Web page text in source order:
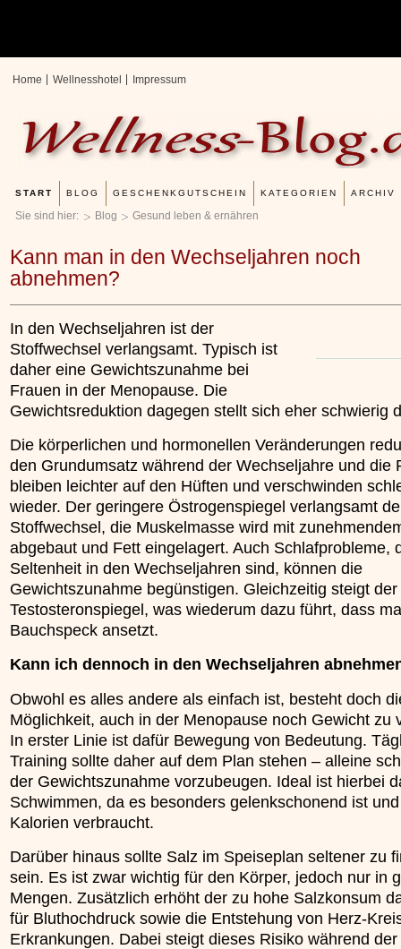
Sie sind hier: Blog Gesund leben & ernähren
Kann man in den Wechseljahren noch
abnehmen?
In den Wechseljahren ist der
Stoffwechsel verlangsamt. Typisch ist
daher eine Gewichtszunahme bei
Frauen in der Menopause. Die
Gewichtsreduktion dagegen stellt sich eher schwierig
Die körperlichen und hormonellen Veränderungen
den Grundumsatz während der Wechseljahre und die
bleiben leichter auf den Hüften und verschwinden
wieder. Der geringere Östrogenspiegel verlangsamt
Stoffwechsel, die Muskelmasse wird mit
abgebaut und Fett eingelagert. Auch Schlafprobleme,
Seltenheit in den Wechseljahren sind, können die
Gewichtszunahme begünstigen. Gleichzeitig steigt der
Testosteronspiegel, was wiederum dazu führt, dass
Bauchspeck ansetzt.
Kann ich dennoch in den Wechseljahren
Obwohl es alles andere als einfach ist, besteht doch
Möglichkeit, auch in der Menopause noch Gewicht zu
In erster Linie ist dafür Bewegung von Bedeutung.
Training sollte daher auf dem Plan stehen – alleine
der Gewichtszunahme vorzubeugen. Ideal ist hierbei
Schwimmen, da es besonders gelenkschonend ist
Kalorien verbraucht.
Darüber hinaus sollte Salz im Speiseplan seltener zu
sein. Es ist zwar wichtig für den Körper, jedoch nur in
Mengen. Zusätzlich erhöht der zu hohe Salzkonsum
für Bluthochdruck sowie die Entstehung von Herz-
Erkrankungen. Dabei steigt dieses Risiko während der
»»»
Home Wellnesshotel Impressum
START BLOG GESCHENKGUTSCHEIN KATEGORIEN ARCHIV